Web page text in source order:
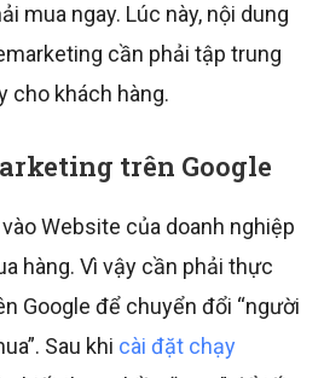
mua ngay. Lúc này, nội dung
cần phải tập trung
cho khách hàng.
trên Google
Website của doanh nghiệp
hàng. Vì vậy cần phải thực
Google để chuyển đổi “người
Sau khi cài đặt chạy